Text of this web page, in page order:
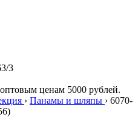
3
ценам 5000 рублей.
› Панамы и шляпы › 6070-